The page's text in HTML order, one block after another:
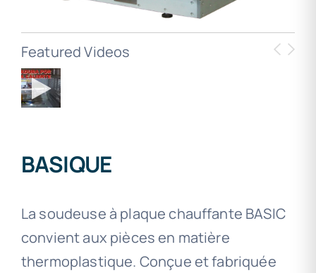
Featured Videos
BASIQUE
La soudeuse à plaque chauffante BASIC
convient aux pièces en matière
thermoplastique. Conçue et fabriquée